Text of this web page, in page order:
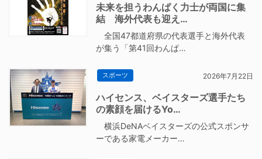
未来を担うわんぱく力士が両国に集
結 海外代表も迎え…
全国47都道府県の代表選手と海外代表
が集う「第41回わんぱ…
スポーツ 2026年7月22日
ハイセンス、ベイスターズ選手たち
の素顔を届けるYo…
横浜DeNAベイスターズの公式スポンサ
ーである家電メーカー…